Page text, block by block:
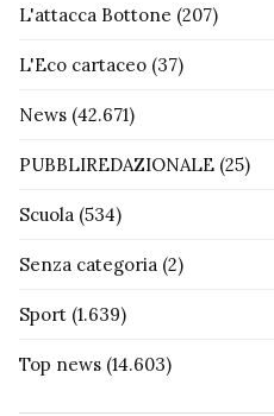
L'attacca Bottone (207)
L'Eco cartaceo (37)
News (42.671)
PUBBLIREDAZIONALE (25)
Scuola (534)
Senza categoria (2)
Sport (1.639)
Top news (14.603)